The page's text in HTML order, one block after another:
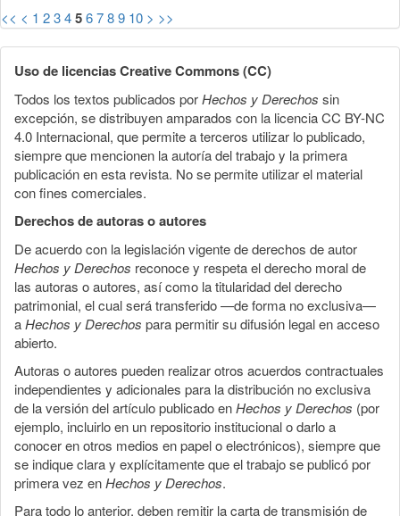
<< < 1 23456789 10 > >>
Uso de licencias Creative Commons (CC)
Todos los textos publicados porHechos y Derechos sin
excepción, se distribuyen amparados con la licencia CC BY-NC
4.0 Internacional, que permite a terceros utilizar lo publicado,
siempre que mencionen la autoría del trabajo y la primera
publicación en esta revista. No se permite utilizar el material
con fines comerciales.
Derechos de autoras o autores
De acuerdo con la legislación vigente de derechos de autor
Hechos y Derechos reconoce y respeta el derecho moral de
las autoras o autores, así como la titularidad del derecho
patrimonial, el cual será transferido —de forma no exclusiva—
aHechos y Derechos para permitir su difusión legal en acceso
abierto.
Autoras o autores pueden realizar otros acuerdos contractuales
independientes y adicionales para la distribución no exclusiva
de la versión del artículo publicado enHechos y Derechos (por
ejemplo, incluirlo en un repositorio institucional o darlo a
conocer en otros medios en papel o electrónicos), siempre que
se indique clara y explícitamente que el trabajo se publicó por
primera vez enHechos y Derechos.
Para todo lo anterior, deben remitir la carta de transmisión de